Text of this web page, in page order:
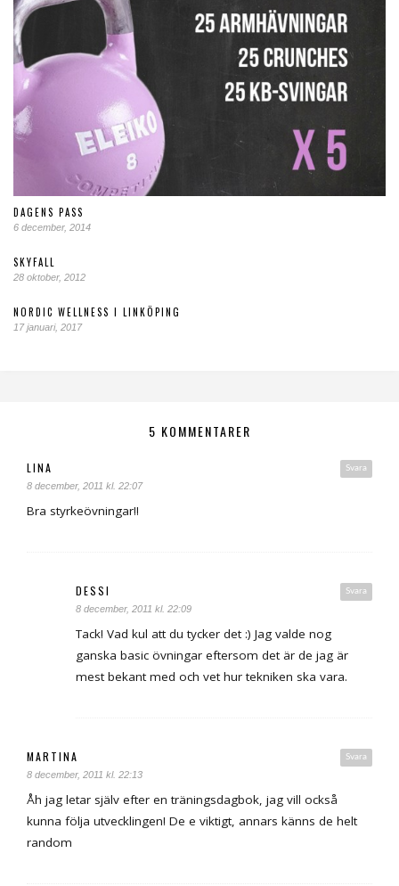
DAGENS PASS
6 december, 2014
SKYFALL
28 oktober, 2012
NORDIC WELLNESS I LINKÖPING
17 januari, 2017
5 KOMMENTARER
Svara
LINA
8 december, 2011 kl. 22:07
Bra styrkeövningar!!
Svara
DESSI
8 december, 2011 kl. 22:09
Tack! Vad kul att du tycker det :) Jag valde nog
ganska basic övningar eftersom det är de jag är
mest bekant med och vet hur tekniken ska vara.
Svara
MARTINA
8 december, 2011 kl. 22:13
Åh jag letar själv efter en träningsdagbok, jag vill också
kunna följa utvecklingen! De e viktigt, annars känns de helt
random